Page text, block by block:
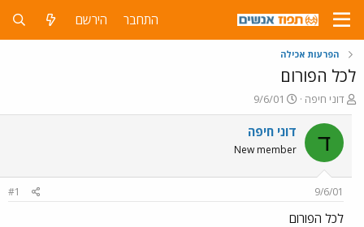
התחבר הירשם
הפרעות אכילה
לכל הפורום
פ
ו
ת
ח
ה
ש
א
דוני חיפה
פ
ו
ר
ס
ם
9/6/01
ד דוני חיפה
New member
9/6/01
#1
לכל הפורום